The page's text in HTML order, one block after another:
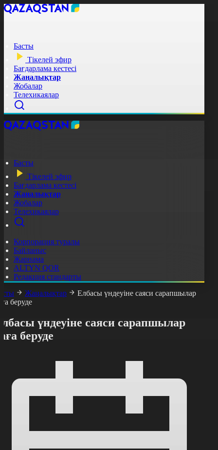
Басты
Тікелей эфир
Бағдарлама кестесі
Жаңалықтар
Жобалар
Телехикаялар
Басты
Тікелей эфир
Бағдарлама кестесі
Жаңалықтар
Жобалар
Телехикаялар
Корпорация туралы
Байланыс
Жарнама
ALTYN QOR
Редакция стандарты
Жаңалықтар
Елбасы үндеуіне саяси сарапшылар
беруде
үндеуіне саяси сарапшылар
беруде